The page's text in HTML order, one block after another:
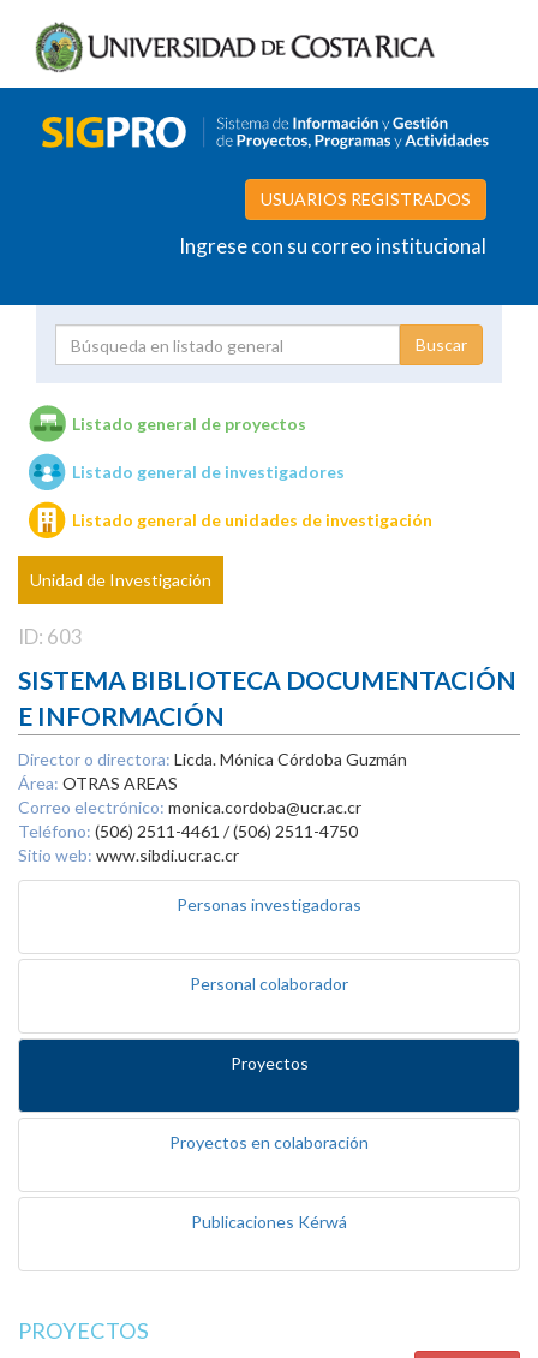
USUARIOS REGISTRADOS
Ingrese con su correo institucional
Unidades de investigación
Listado general de proyectos
Listado general de investigadores
Listado general de unidades de investigación
Unidad de Investigación
ID: 603
SISTEMA BIBLIOTECA DOCUMENTACIÓN
E INFORMACIÓN
Director o directora: Licda. Mónica Córdoba Guzmán
Área: OTRAS AREAS
Correo electrónico: monica.cordoba@ucr.ac.cr
Teléfono: (506) 2511-4461 / (506) 2511-4750
Sitio web: www.sibdi.ucr.ac.cr
Personas investigadoras
Personal colaborador
Proyectos
Proyectos en colaboración
Publicaciones Kérwá
PROYECTOS